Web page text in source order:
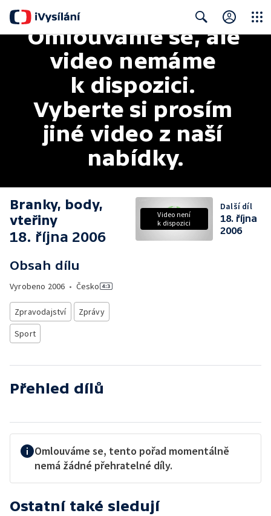
Search
Omlouváme se, ale
video nemáme
k dispozici.
Vyberte si prosím
jiné video z naší
nabídky.
Branky, body,
vteřiny
18. října 2006
Obsah dílu
Vyrobeno 2006 • Česko
Zpravodajství
Zprávy
Sport
Video není
k dispozici
Další díl
18. října
2006
Přehled dílů
Omlouváme se, tento pořad momentálně
nemá žádné přehratelné díly.
Ostatní také sledují